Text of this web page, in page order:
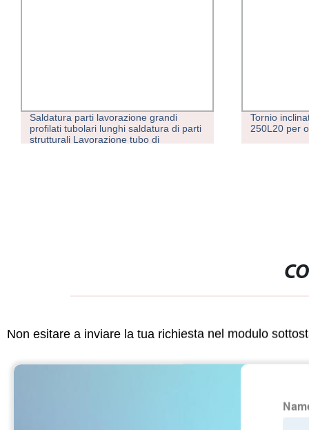
Saldatura parti lavorazione grandi
profilati tubolari lunghi saldatura di parti
strutturali Lavorazione tubo di
Tornio
250L20 per
Non esitare a inviare la tua richiesta nel modulo